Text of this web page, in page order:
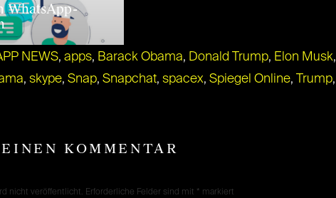
WhatsApp-
NEWS, apps, Barack Obama, Donald Trump, Elon Musk,
, skype, Snap, Snapchat, spacex, Spiegel Online, Trump,
KOMMENTAR
nicht veröffentlicht. Erforderliche Felder sind mit * markiert